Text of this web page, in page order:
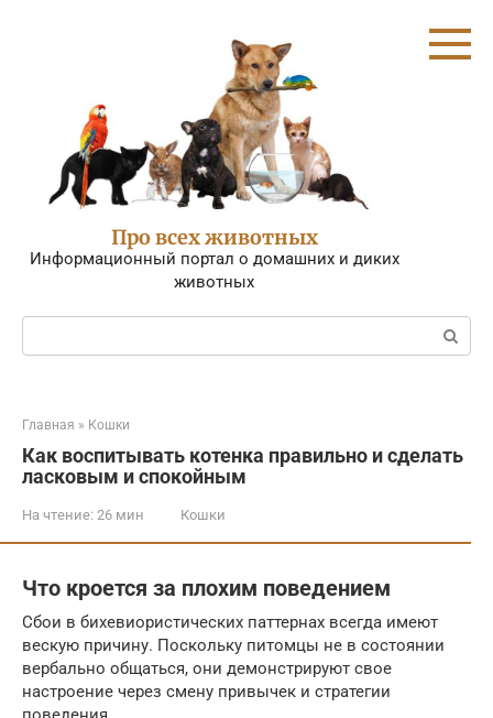
Про всех животных
Информационный портал о домашних и диких
животных
Поиск:
Главная » Кошки
Как воспитывать котенка правильно и сделать
ласковым и спокойным
На чтение: 26 мин Кошки
Что кроется за плохим поведением
Сбои в бихевиористических паттернах всегда имеют
вескую причину. Поскольку питомцы не в состоянии
вербально общаться, они демонстрируют свое
настроение через смену привычек и стратегии